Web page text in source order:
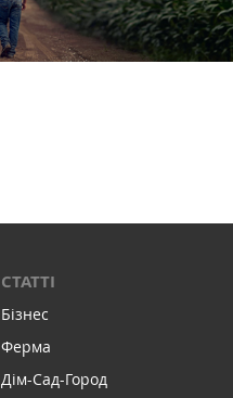
СТАТТІ
Бізнес
Ферма
Дім-Сад-Город